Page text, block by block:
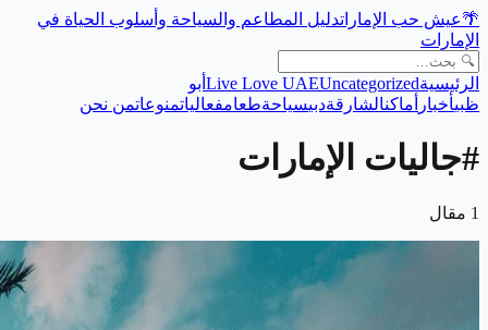
🌴عيش حب الإماراتدليل المطاعم والسياحة وأسلوب الحياة في
الإمارات
الرئيسية Live Love UAEUncategorized
أبو
ظبيأخبار أماكنالشارقةدبيسياحةطعامفعالياتمنوعاتمن نحن
#جاليات الإمارات
1 مقال